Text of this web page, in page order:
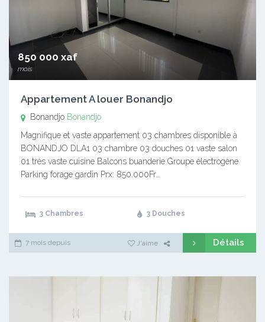
850 000 xaf
mois
Appartement A louer Bonandjo
Bonandjo Bonandjo
Magnifique et vaste appartement 03 chambres disponible à
BONANDJO DLA1 03 chambre 03 douches 01 vaste salon
01 très vaste cuisine Balcons buanderie Groupe électrogène
Parking forage gardin Prx: 850.000Fr…
3 Chambres 3 Douches
7 mois depuis J'aime Détails